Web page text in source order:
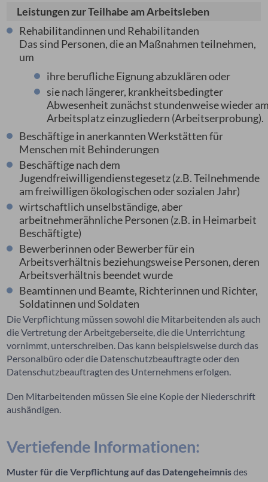
Leistungen zur Teilhabe am Arbeitsleben
Rehabilitandinnen und Rehabilitanden
Das sind Personen, die an Maßnahmen teilnehmen,
um
ihre berufliche Eignung abzuklären oder
sie nach längerer, krankheitsbedingter
Abwesenheit zunächst stundenweise wieder
Arbeitsplatz einzugliedern (Arbeitserprobung).
Beschäftige in anerkannten Werkstätten für
Menschen mit Behinderungen
Beschäftige nach dem
Jugendfreiwilligendienstegesetz (z.B. Teilnehmende
am freiwilligen ökologischen oder sozialen Jahr)
wirtschaftlich unselbständige, aber
arbeitnehmerähnliche Personen (z.B. in Heimarbeit
Beschäftigte)
Bewerberinnen oder Bewerber für ein
Arbeitsverhältnis beziehungsweise Personen, deren
Arbeitsverhältnis beendet wurde
Beamtinnen und Beamte, Richterinnen und Richter,
Soldatinnen und Soldaten
Die Verpflichtung müssen sowohl die Mitarbeitenden als auch
die Vertretung der Arbeitgeberseite, die die Unterrichtung
vornimmt, unterschreiben. Das kann beispielsweise durch das
Personalbüro oder die Datenschutzbeauftragte oder den
Datenschutzbeauftragten des Unternehmens erfolgen.
Den Mitarbeitenden müssen Sie eine Kopie der Niederschrift
aushändigen.
Vertiefende Informationen:
Muster für die Verpflichtung auf das Datengeheimnisdes